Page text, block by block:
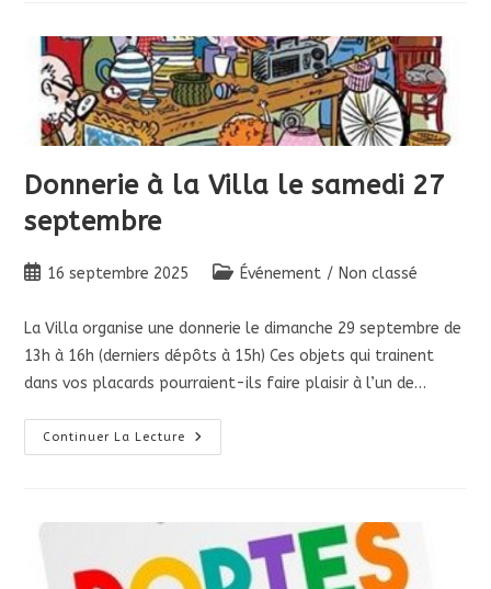
Donnerie à la Villa le samedi 27
septembre
Publication
16 septembre 2025
PostÉvénement / Non classé
La Villa organise une donnerie le dimanche 29 septembre de
13h à 16h (derniers dépôts à 15h) Ces objets qui trainent
dans vos placards pourraient-ils faire plaisir à l’un de…
Continuer La Lecture
Donnerie
À
Septembre